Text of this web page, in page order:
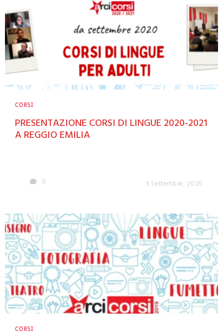
CORSI
PRESENTAZIONE CORSI DI LINGUE 2020-2021
A REGGIO EMILIA
0 9 Settembre, 2020
CORSI